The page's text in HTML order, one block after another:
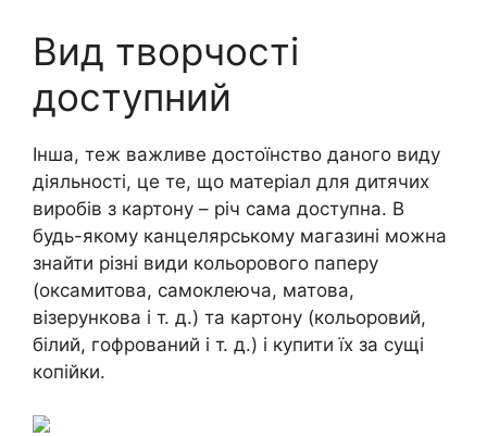
Вид творчості
доступний
Інша, теж важливе достоїнство даного виду
діяльності, це те, що матеріал для дитячих
виробів з картону – річ сама доступна. В
будь-якому канцелярському магазині можна
знайти різні види кольорового паперу
(оксамитова, самоклеюча, матова,
візерункова і т. д.) та картону (кольоровий,
білий, гофрований і т. д.) і купити їх за сущі
копійки.